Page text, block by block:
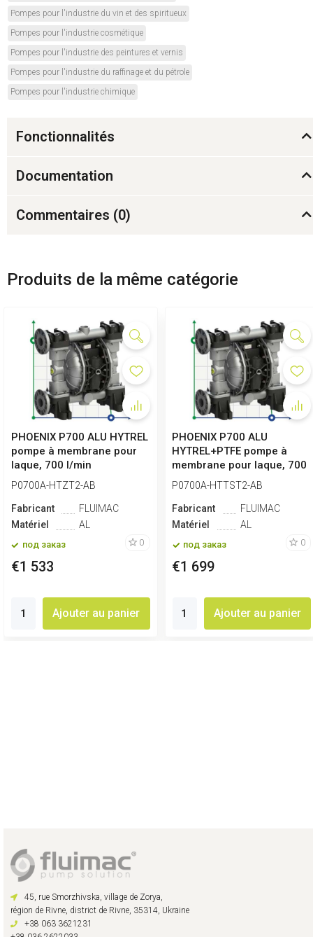
Pompes pour l'industrie du vin et des spiritueux
Pompes pour l'industrie cosmétique
Pompes pour l'industrie des peintures et vernis
Pompes pour l'industrie du raffinage et du pétrole
Pompes pour l'industrie chimique
Fonctionnalités
Documentation
Commentaires (0)
Produits de la même catégorie
PHOENIX P700 ALU HYTREL
pompe à membrane pour
laque, 700 l/min
P0700A-HTZT2-AB
Fabricant
FLUIMAC
Matériel
AL
под заказ 0
€1 533
Ajouter au panier
PHOENIX P700 ALU
HYTREL+PTFE pompe à
membrane pour laque, 700
l/min
P0700A-HTTST2-AB
Fabricant
FLUIMAC
Matériel
AL
под заказ 0
€1 699
Ajouter au panier
45, rue Smorzhivska, village de Zorya,
région de Rivne, district de Rivne, 35314, Ukraine
+38 063 3621231